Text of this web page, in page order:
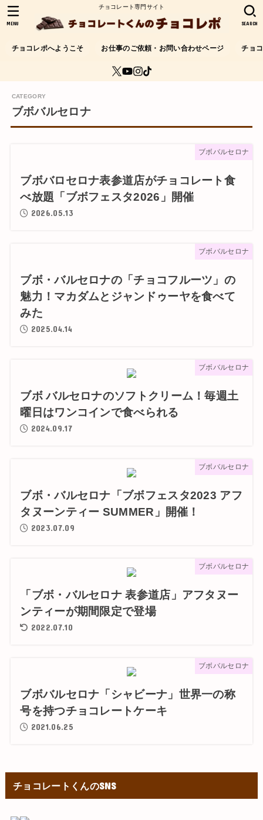
チョコレート専門サイト
チョコレポへようこそ お仕事のご依頼・お問い合わせページ チョ
SEARCH
MENU
ブボバルセロナ
ブボバルセロナ
ブボバロセロナ表参道店がチョコレート食
べ放題「ブボフェスタ2026」開催
2026.05.13
ブボバルセロナ
ブボ・バルセロナの「チョコフルーツ」の
魅力！マカダムとジャンドゥーヤを食べて
みた
2025.04.14
ブボバルセロナ
ブボ バルセロナのソフトクリーム！毎週土
曜日はワンコインで食べられる
2024.09.17
ブボバルセロナ
ブボ・バルセロナ「ブボフェスタ2023 アフ
タヌーンティー SUMMER」開催！
2023.07.09
ブボバルセロナ
「ブボ・バルセロナ 表参道店」アフタヌー
ンティーが期間限定で登場
2022.07.10
ブボバルセロナ
ブボバルセロナ「シャビーナ」世界一の称
号を持つチョコレートケーキ
2021.06.25
チョコレートくんのSNS